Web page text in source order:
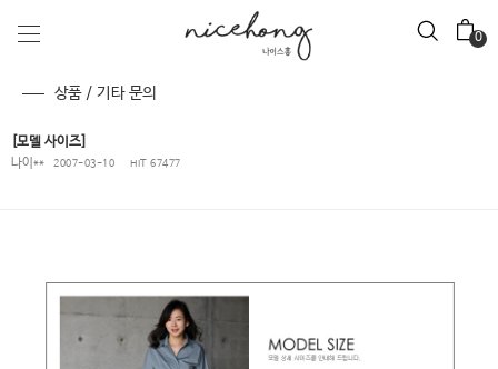
0
상품 / 기타 문의
[모델 사이즈]
나이** 2007-03-10 HIT 67477